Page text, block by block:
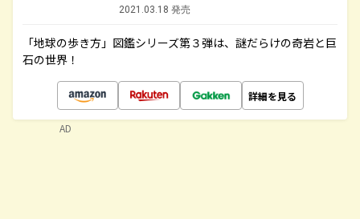
2021.03.18 発売
「地球の歩き方」図鑑シリーズ第３弾は、謎だらけの奇岩と巨
石の世界！
詳細を見る
AD